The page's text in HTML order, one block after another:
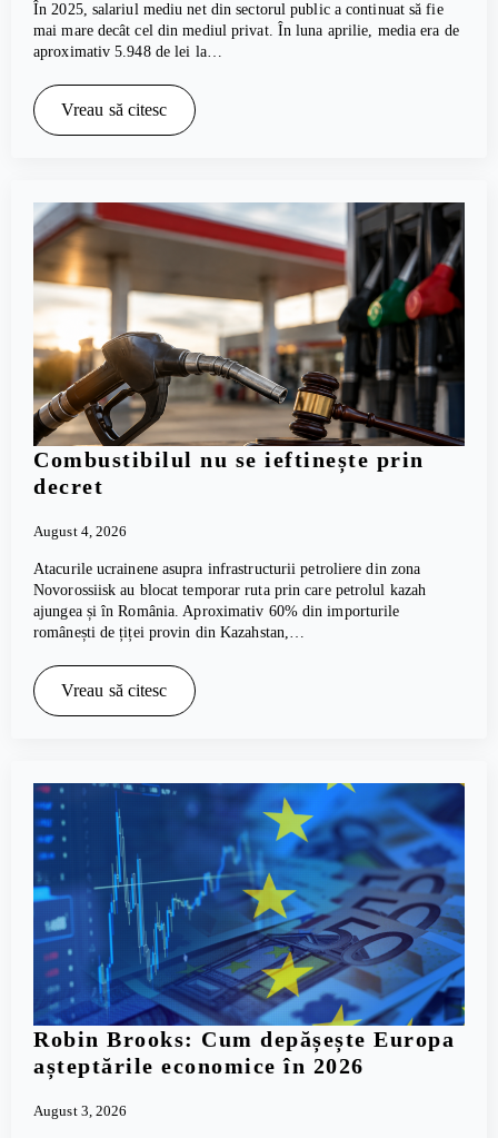
În 2025, salariul mediu net din sectorul public a continuat să fie
mai mare decât cel din mediul privat. În luna aprilie, media era de
aproximativ 5.948 de lei la…
Vreau să citesc
Combustibilul nu se ieftinește prin
decret
August 4, 2026
Atacurile ucrainene asupra infrastructurii petroliere din zona
Novorossiisk au blocat temporar ruta prin care petrolul kazah
ajungea și în România. Aproximativ 60% din importurile
românești de țiței provin din Kazahstan,…
Vreau să citesc
Robin Brooks: Cum depășește Europa
așteptările economice în 2026
August 3, 2026